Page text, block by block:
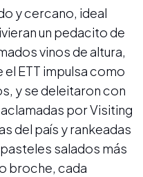
y cercano, ideal
un pedacito de
vinos de altura,
el ETT impulsa como
y se deleitaron con
por Visiting
del país y rankeadas
salados más
broche, cada